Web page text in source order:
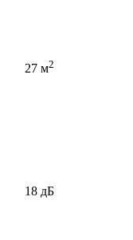
27 м2
18 дБ